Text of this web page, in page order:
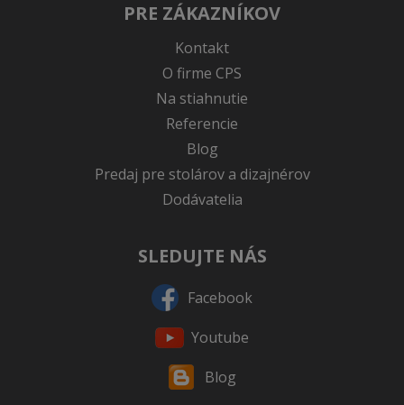
PRE ZÁKAZNÍKOV
Kontakt
O firme CPS
Na stiahnutie
Referencie
Blog
Predaj pre stolárov a dizajnérov
Dodávatelia
SLEDUJTE NÁS
Facebook
Youtube
Blog